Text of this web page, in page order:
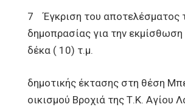
7 Έγκριση του αποτελέσματος
δημοπρασίας για την
δέκα ( 10) τ.μ.
δημοτικής έκτασης στη θέση
οικισμού Βροχιά της Τ.Κ. Αγίου